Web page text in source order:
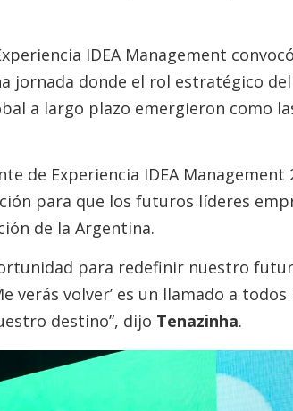
IDEA Management
jornada donde el rol estratégico
a largo plazo emergieron como
de Experiencia IDEA Management
para que los futuros líderes
de la Argentina.
para redefinir nuestro
verás volver’ es un llamado a todos
destino”, dijo Tenazinha.